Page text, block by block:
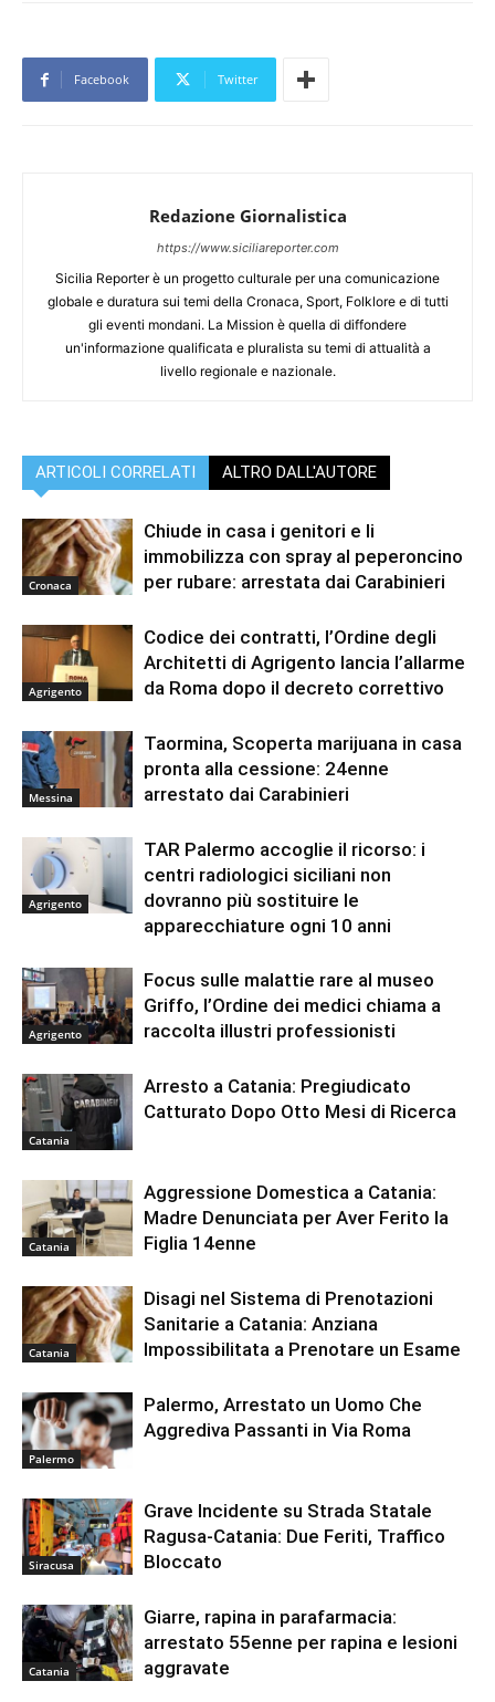
Facebook Twitter
Redazione Giornalistica
https://www.siciliareporter.com
Sicilia Reporter è un progetto culturale per una comunicazione
globale e duratura sui temi della Cronaca, Sport, Folklore e di tutti
gli eventi mondani. La Mission è quella di diffondere
un'informazione qualificata e pluralista su temi di attualità a
livello regionale e nazionale.
ARTICOLI CORRELATI ALTRO DALL'AUTORE
Cronaca
Chiude in casa i genitori e li
immobilizza con spray al peperoncino
per rubare: arrestata dai Carabinieri
Agrigento
Codice dei contratti, l’Ordine degli
Architetti di Agrigento lancia l’allarme
da Roma dopo il decreto correttivo
Messina
Taormina, Scoperta marijuana in casa
pronta alla cessione: 24enne
arrestato dai Carabinieri
Agrigento
TAR Palermo accoglie il ricorso: i
centri radiologici siciliani non
dovranno più sostituire le
apparecchiature ogni 10 anni
Agrigento
Focus sulle malattie rare al museo
Griffo, l’Ordine dei medici chiama a
raccolta illustri professionisti
Catania
Arresto a Catania: Pregiudicato
Catturato Dopo Otto Mesi di Ricerca
Catania
Aggressione Domestica a Catania:
Madre Denunciata per Aver Ferito la
Figlia 14enne
Catania
Disagi nel Sistema di Prenotazioni
Sanitarie a Catania: Anziana
Impossibilitata a Prenotare un Esame
Palermo
Palermo, Arrestato un Uomo Che
Aggrediva Passanti in Via Roma
Siracusa
Grave Incidente su Strada Statale
Ragusa-Catania: Due Feriti, Traffico
Bloccato
Catania
Giarre, rapina in parafarmacia:
arrestato 55enne per rapina e lesioni
aggravate